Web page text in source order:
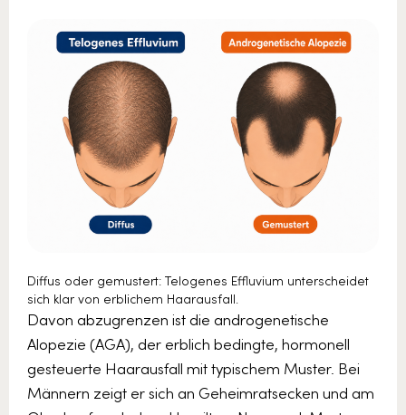
Diffus oder gemustert: Telogenes Effluvium unterscheidet
sich klar von erblichem Haarausfall.
Davon abzugrenzen ist die androgenetische
Alopezie (AGA), der erblich bedingte, hormonell
gesteuerte Haarausfall mit typischem Muster. Bei
Männern zeigt er sich an Geheimratsecken und am